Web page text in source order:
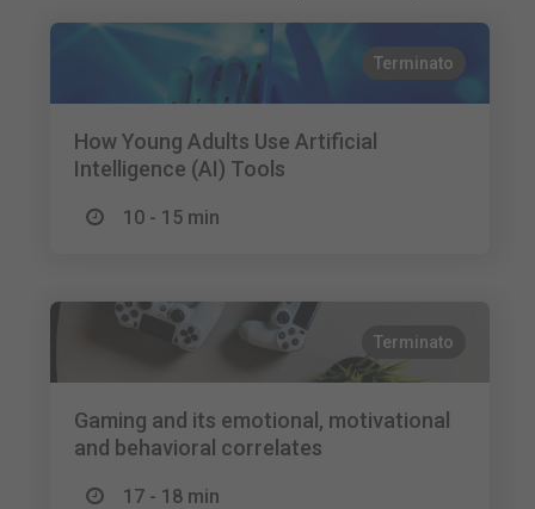
Terminato
How Young Adults Use Artificial
Intelligence (AI) Tools
10 - 15 min
Terminato
Gaming and its emotional, motivational
and behavioral correlates
17 - 18 min